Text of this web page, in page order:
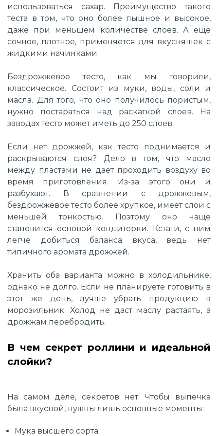
использоваться сахар. Преимущество такого
теста в том, что оно более пышное и высокое,
даже при меньшем количестве слоев. А еще
сочное, плотное, применяется для вкусняшек с
жидкими начинками.
Бездрожжевое тесто, как мы говорили,
классическое. Состоит из муки, воды, соли и
масла. Для того, что оно получилось пористым,
нужно постараться над раскаткой слоев. На
заводах тесто может иметь до 250 слоев.
Если нет дрожжей, как тесто поднимается и
раскрываются слоя? Дело в том, что масло
между пластами не дает проходить воздуху во
время приготовления. Из-за этого они и
разбухают. В сравнении с дрожжевым,
бездрожжевое тесто более хрупкое, имеет слои с
меньшей тонкостью. Поэтому оно чаще
становится основой кондитерки. Кстати, с ним
легче добиться баланса вкуса, ведь нет
типичного аромата дрожжей.
Хранить оба варианта можно в холодильнике,
однако не долго. Если не планируете готовить в
этот же день, лучше убрать продукцию в
морозильник. Холод не даст маслу растаять, а
дрожжам перебродить.
В чем секрет роллини и идеальной
слойки?
На самом деле, секретов нет. Чтобы выпечка
была вкусной, нужны лишь основные моменты:
Мука высшего сорта;